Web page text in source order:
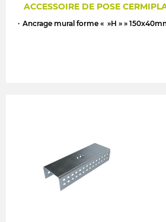
ACCESSOIRE DE POSE
Ancrage mural forme « »H » »